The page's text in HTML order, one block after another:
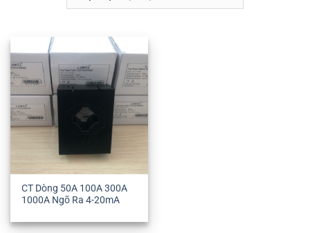
CT Dòng 50A 100A 300A
1000A Ngõ Ra 4-20mA